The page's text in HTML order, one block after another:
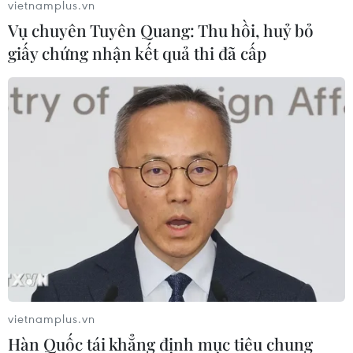
Ai sẽ 'cứu' các thể chế toàn cầu trước cuộc
khủng hoảng COVID-19?
26/04/2020 07:38
vietnamplus.vn
Vụ chuyên Tuyên Quang: Thu hồi, huỷ bỏ
giấy chứng nhận kết quả thi đã cấp
vietnamplus.vn
Hàn Quốc tái khẳng định mục tiêu chung